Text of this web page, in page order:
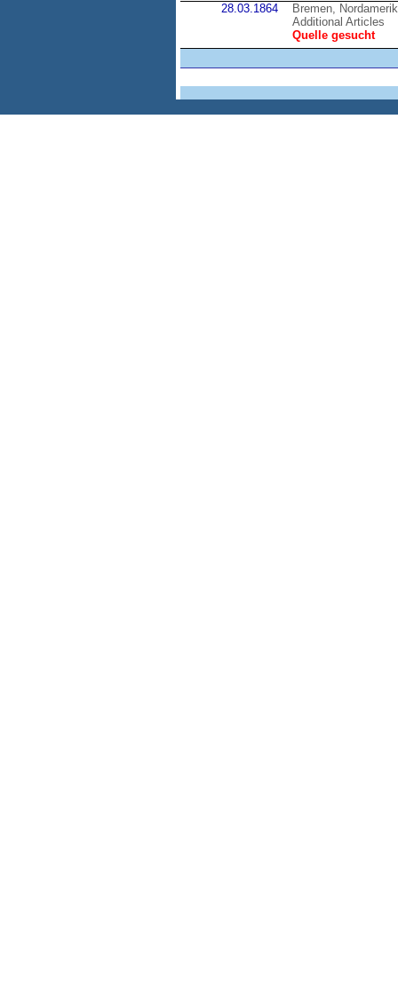
28.03.1864
Bremen,
Additional Articles
Quelle gesucht